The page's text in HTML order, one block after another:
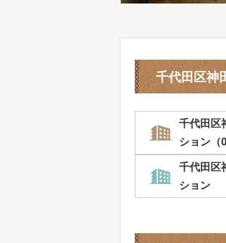
千代田区神
千代田区
ション（0
千代田区
ション